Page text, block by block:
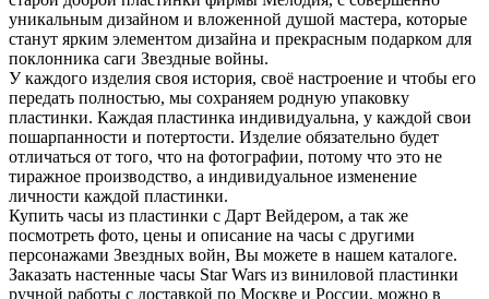
уникальным дизайном и вложенной душой мастера, которые
станут ярким элементом дизайна и прекрасным подарком для
поклонника саги Звездные войны.
У каждого изделия своя история, своё настроение и чтобы его
передать полностью, мы сохраняем родную упаковку
пластинки. Каждая пластинка индивидуальна, у каждой свои
пошарпанности и потертости. Изделие обязательно будет
отличаться от того, что на фотографии, потому что это не
тиражное производство, а индивидуальное изменение
личности каждой пластинки.
Купить часы из пластинки с Дарт Вейдером, а так же
посмотреть фото, цены и описание на часы с другими
персонажами Звездных войн, Вы можете в нашем каталоге.
Заказать настенные часы Star Wars из виниловой пластинки
ручной работы с доставкой по Москве и России, можно в